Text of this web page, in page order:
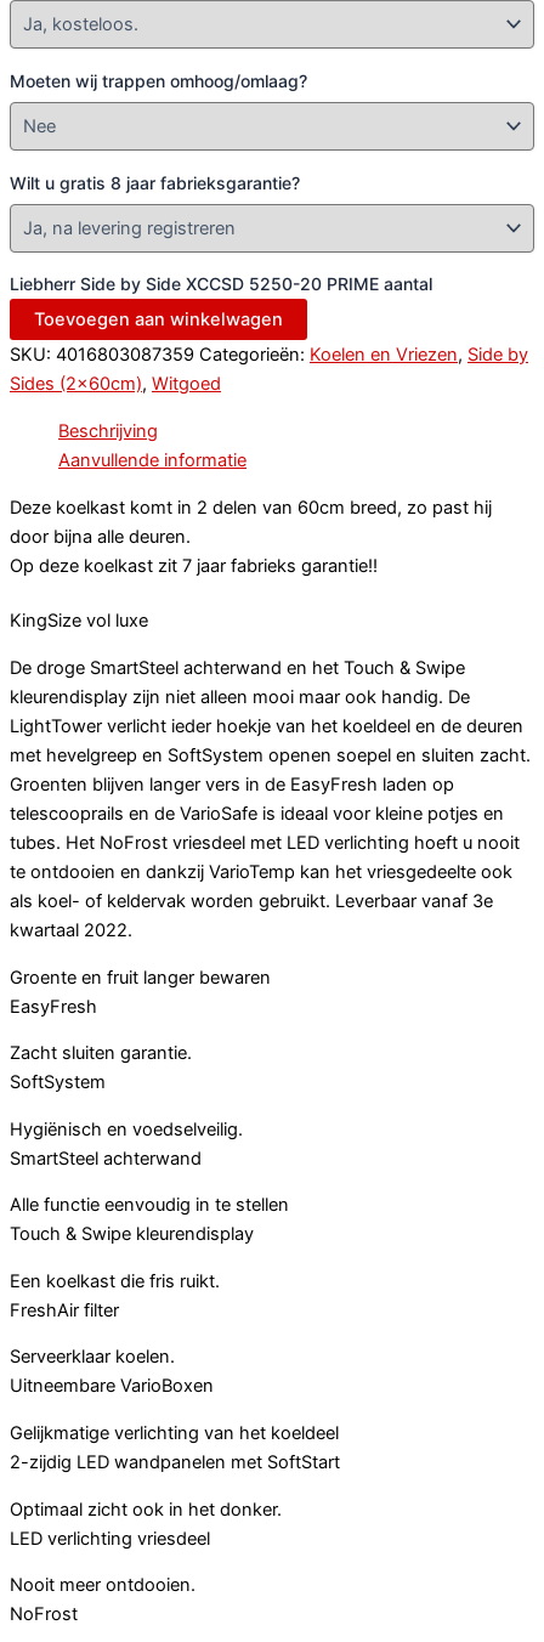
Moeten wij trappen omhoog/omlaag?
Wilt u gratis 8 jaar fabrieksgarantie?
Liebherr Side by Side XCCSD 5250-20 PRIME aantal
Toevoegen aan winkelwagen
SKU: 4016803087359 Categorieën: Koelen en Vriezen, Side by
Sides (2x60cm), Witgoed
Beschrijving
Aanvullende informatie
Deze koelkast komt in 2 delen van 60cm breed, zo past hij
door bijna alle deuren.
Op deze koelkast zit 7 jaar fabrieks garantie!!
KingSize vol luxe
De droge SmartSteel achterwand en het Touch & Swipe
kleurendisplay zijn niet alleen mooi maar ook handig. De
LightTower verlicht ieder hoekje van het koeldeel en de deuren
met hevelgreep en SoftSystem openen soepel en sluiten zacht.
Groenten blijven langer vers in de EasyFresh laden op
telescooprails en de VarioSafe is ideaal voor kleine potjes en
tubes. Het NoFrost vriesdeel met LED verlichting hoeft u nooit
te ontdooien en dankzij VarioTemp kan het vriesgedeelte ook
als koel- of keldervak worden gebruikt. Leverbaar vanaf 3e
kwartaal 2022.
Groente en fruit langer bewaren
EasyFresh
Zacht sluiten garantie.
SoftSystem
Hygiënisch en voedselveilig.
SmartSteel achterwand
Alle functie eenvoudig in te stellen
Touch & Swipe kleurendisplay
Een koelkast die fris ruikt.
FreshAir filter
Serveerklaar koelen.
Uitneembare VarioBoxen
Gelijkmatige verlichting van het koeldeel
2-zijdig LED wandpanelen met SoftStart
Optimaal zicht ook in het donker.
LED verlichting vriesdeel
Nooit meer ontdooien.
NoFrost